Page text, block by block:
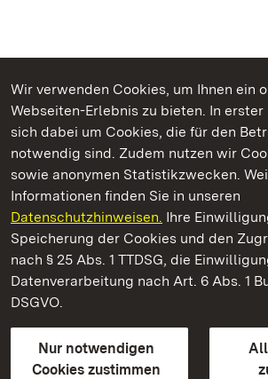
Wir verwenden Cookies, um Ihnen ein
Webseiten-Erlebnis zu bieten. In
sich dabei um Cookies, die für den
notwendig sind. Zudem nutzen wir
sowie anonymen Statistikzwecken.
Informationen finden Sie in unseren
Datenschutzhinweisen. Ihre
Speicherung der Cookies und den
nach § 25 Abs. 1 TTDSG, die
Datenverarbeitung nach Art. 6 Abs. 1
DSGVO.
Nur notwendigen
Cookies zustimmen
Kommen. Staunen. Genießen.
Staatliche Schlösser und Gärten
Staatliche Schlösser und Gärten
Kontakt
GebärdenspracheLeichte Sprache
Erklärung zur Barrierefreiheit
BITV-konform (geprüfte Seiten)